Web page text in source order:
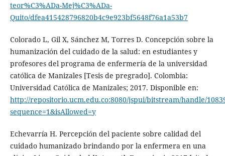
teor%C3%ADa-Mej%C3%ADa-
Quito/dfea415428796820b4c9e923bf5648f76a1a53b7
Colorado L, Gil X, Sánchez M, Torres D. Concepción sobre la
humanización del cuidado de la salud: en estudiantes y
profesores del programa de enfermería de la universidad
católica de Manizales [Tesis de pregrado]. Colombia:
Universidad Católica de Manizales; 2017. Disponible en:
http://repositorio.ucm.edu.co:8080/jspui/bitstream/handle/
sequence=1&isAllowed=y
Echevarría H. Percepción del paciente sobre calidad del
cuidado humanizado brindando por la enfermera en una